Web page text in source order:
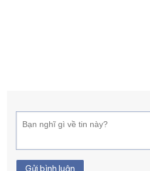
Gửi bình luận